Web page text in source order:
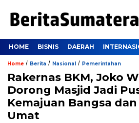
HOME BISNIS DAERAH
Home / Berita / Nasional / Pemerintahan
Rakernas BKM, Joko
Dorong Masjid Jadi
Kemajuan Bangsa
Umat